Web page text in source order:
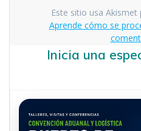
Este sitio usa
Aprende cómo se
Inicia una